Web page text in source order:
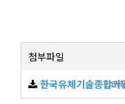
첨부파일
한국유체기술종합
149